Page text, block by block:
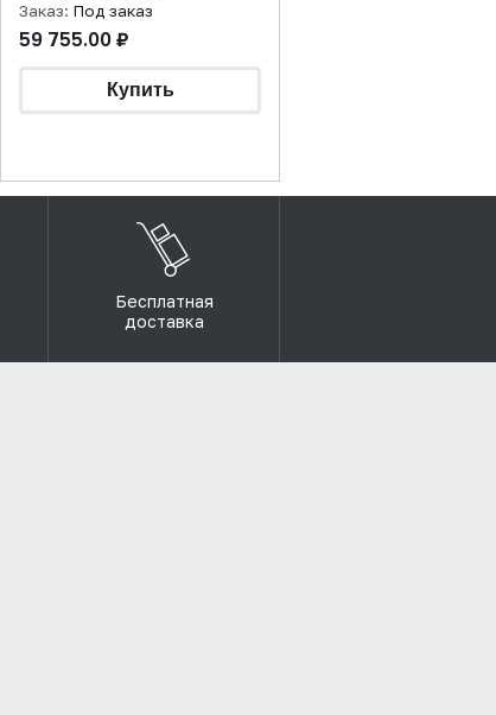
Заказ: Под заказ
59 755.00 ₽
Бесплатная
доставка